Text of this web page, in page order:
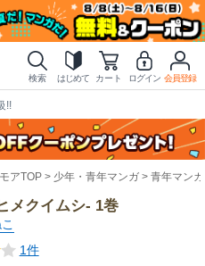
検索 はじめて カート ログイン 会員登録
!!
アTOP 少年・青年マンガ 青年マンガ
メクイムシ- 1巻
1件